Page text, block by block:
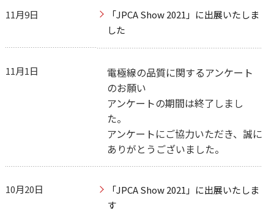
11月9日
「JPCA Show 2021」に出展いたしま
した
11月1日
電極線の品質に関するアンケート
のお願い
アンケートの期間は終了しまし
た。
アンケートにご協力いただき、誠に
ありがとうございました。
10月20日
「JPCA Show 2021」に出展いたしま
す